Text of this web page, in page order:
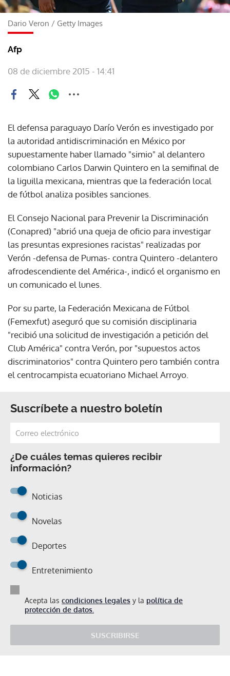
Dario Veron / Getty Images
Afp
08 de diciembre 2015 - 14:41
El defensa paraguayo Darío Verón es investigado por
la autoridad antidiscriminación en México por
supuestamente haber llamado "simio" al delantero
colombiano Carlos Darwin Quintero en la semifinal de
la liguilla mexicana, mientras que la federación local
de fútbol analiza posibles sanciones.
El Consejo Nacional para Prevenir la Discriminación
(Conapred) "abrió una queja de oficio para investigar
las presuntas expresiones racistas" realizadas por
Verón -defensa de Pumas- contra Quintero -delantero
afrodescendiente del América-, indicó el organismo en
un comunicado el lunes.
Por su parte, la Federación Mexicana de Fútbol
(Femexfut) aseguró que su comisión disciplinaria
"recibió una solicitud de investigación a petición del
Club América" contra Verón, por "supuestos actos
discriminatorios" contra Quintero pero también contra
el centrocampista ecuatoriano Michael Arroyo.
Suscríbete a nuestro boletín
¿De cuáles temas quieres recibir
información?
Noticias
Novelas
Deportes
Entretenimiento
Acepta las condiciones legales y la política de
protección de datos.
SUSCRIBIRSE